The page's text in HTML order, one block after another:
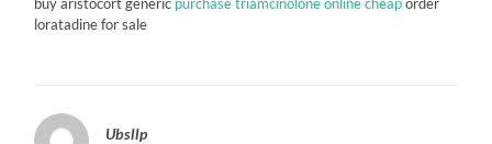
loratadine for sale
Ubsllp